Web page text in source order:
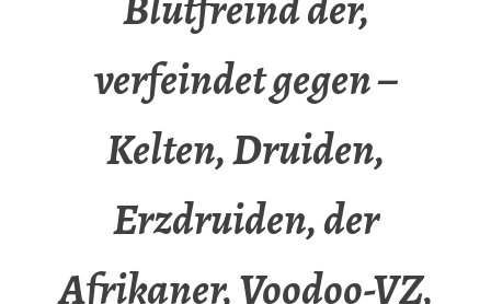
verfeindet gegen –
Kelten, Druiden,
Erzdruiden, der
Afrikaner, Voodoo-VZ,